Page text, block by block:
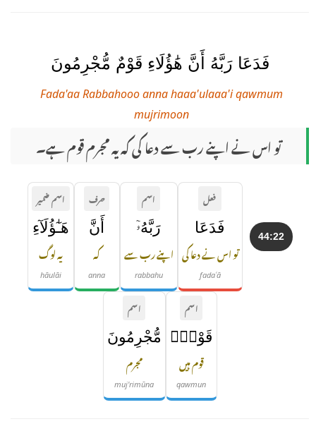
فَدَعَا رَبَّهُ أَنَّ هَٰؤُلَاءِ قَوْمٌ مُّجْرِمُونَ
Fada'aa Rabbahooo anna haaa'ulaaa'i qawmum
mujrimoon
تو اس نے اپنے رب سے دعا کی کہ یہ مجرم قوم ہے۔
44:22
فعل
فَدَعَا
تو اس نے دعا کی
fadaʿā
اسم
رَبَّهُۥٓ
اپنے رب سے
rabbahu
حرف
أَنَّ
کہ
anna
اسم ضمیر
هَـٰٓؤُلَآءِ
یہ لوگ
hāulāi
اسم
قَوْمٌۭ
قوم ہیں
qawmun
اسم
مُّجْرِمُونَ
مجرم
muj'rimūna